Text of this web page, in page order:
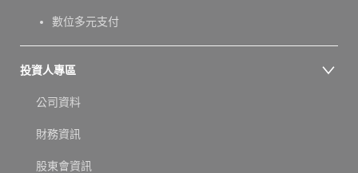
數位多元支付
投資人專區
公司資料
財務資訊
股東會資訊